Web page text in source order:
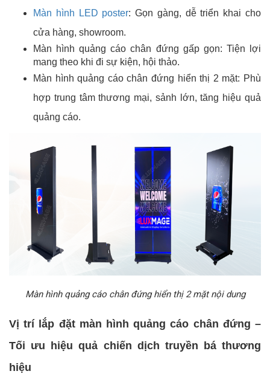
Màn hình LED poster: Gọn gàng, dễ triển khai cho
cửa hàng, showroom.
Màn hình quảng cáo chân đứng gấp gọn: Tiện lợi
mang theo khi đi sự kiện, hội thảo.
Màn hình quảng cáo chân đứng hiển thị 2 mặt: Phù
hợp trung tâm thương mại, sảnh lớn, tăng hiệu quả
quảng cáo.
Màn hình quảng cáo chân đứng hiển thị 2 mặt nội dung
Vị trí lắp đặt màn hình quảng cáo chân đứng –
Tối ưu hiệu quả chiến dịch truyền bá thương
hiệu